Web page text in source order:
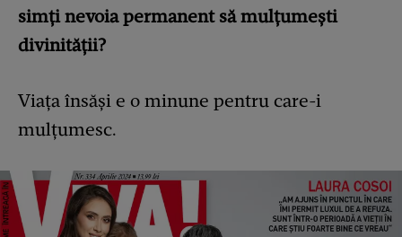
simți nevoia permanent să mulțumești
divinității?
Viața însăși e o minune pentru care-i
mulțumesc.